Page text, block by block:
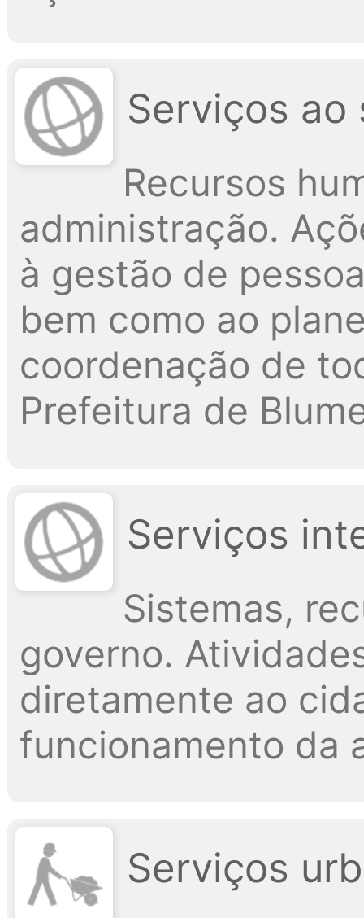
Serviços ao
Recursos
administração.
à gestão de
bem como ao
coordenação de
Prefeitura de
Serviços
Sistemas,
governo.
diretamente ao
funcionamento da
Serviços